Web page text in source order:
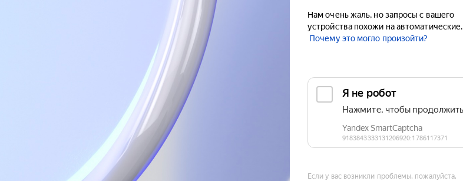
Нам очень жаль, но запросы с вашего
устройства похожи на автоматические.
Почему это могло произойти?
Если у вас возникли проблемы, пожалуйста,